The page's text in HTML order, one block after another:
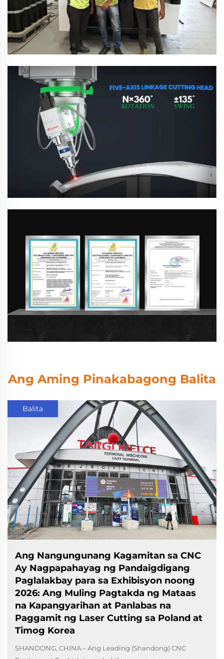
Solusyon
Sertipiko Ng Pagkilala
Ang Aming Pinakabagong Balita
Balita
Ang Nangungunang Kagamitan sa CNC
Ay Nagpapahayag ng Pandaigdigang
Paglalakbay para sa Exhibisyon noong
2026: Ang Muling Pagtakda ng Mataas
na Kapangyarihan at Panlabas na
Paggamit ng Laser Cutting sa Poland at
Timog Korea
SHANDONG, CHINA – Ang Leading (Shandong) CNC